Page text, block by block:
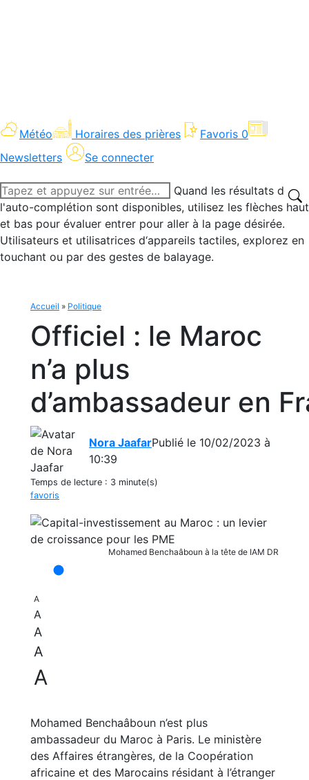
Météo Horaires des prières Favoris 0
Newsletters
Se connecter
Recherche
:
Quand les résultats de
l'auto-complétion sont disponibles, utilisez les flèches haut
et bas pour évaluer entrer pour aller à la page désirée.
Utilisateurs et utilisatrices d‘appareils tactiles, explorez en
touchant ou par des gestes de balayage.
Accueil » Politique
Officiel : le Maroc
n’a plus
d’ambassadeur en
Nora JaafarPublié le 10/02/2023 à
10:39
Temps de lecture : 3 minute(s)
favoris
Mohamed Benchaâboun à la tête de IAM DR
A
A
A
A
A
Mohamed Benchaâboun n’est plus
ambassadeur du Maroc à Paris. Le ministère
des Affaires étrangères, de la Coopération
africaine et des Marocains résidant à l’étranger